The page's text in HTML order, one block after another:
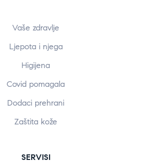
Vaše zdravlje
Ljepota i njega
Higijena
Covid pomagala
Dodaci prehrani
Zaštita kože
SERVISI